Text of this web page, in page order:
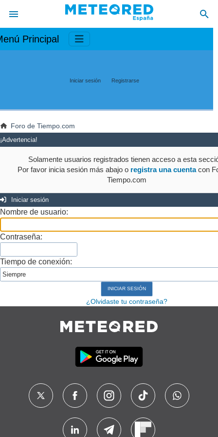
Principal
Iniciar sesión Registrarse
Foro de Tiempo.com
¡Advertencia!
Solamente usuarios registrados tienen acceso a esta
Por favor inicia sesión más abajo o registra una cuentacon
Tiempo.com
Iniciar sesión
Nombre de usuario:
Contraseña:
Tiempo de conexión:
¿Olvidaste tu contraseña?